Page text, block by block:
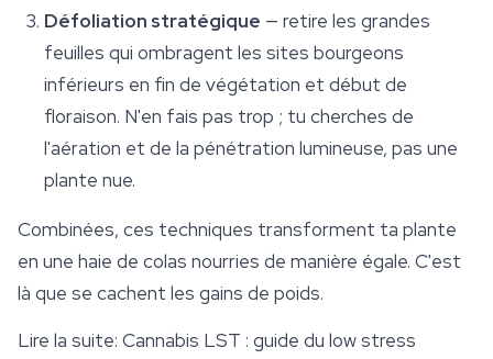
Défoliation stratégique — retire les grandes
feuilles qui ombragent les sites bourgeons
inférieurs en fin de végétation et début de
floraison. N'en fais pas trop ; tu cherches de
l'aération et de la pénétration lumineuse, pas une
plante nue.
Combinées, ces techniques transforment ta plante
en une haie de colas nourries de manière égale. C'est
là que se cachent les gains de poids.
Lire la suite: Cannabis LST : guide du low stress